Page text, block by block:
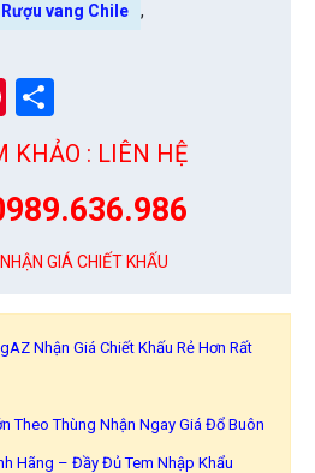
Rượu vang Chile ,
Pinterest
KHẢO : LIÊN HỆ
GIÁ CHIẾT KHẤU
Nhận Giá Chiết Khấu Rẻ Hơn Rất
Theo Thùng Nhận Ngay Giá Đổ Buôn
Hãng – Đầy Đủ Tem Nhập Khẩu